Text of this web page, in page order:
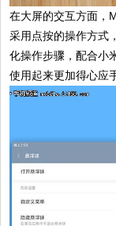
在大屏的交互方面，
采用点按的操作方式
化操作步骤，配合小
使用起来更加得心应